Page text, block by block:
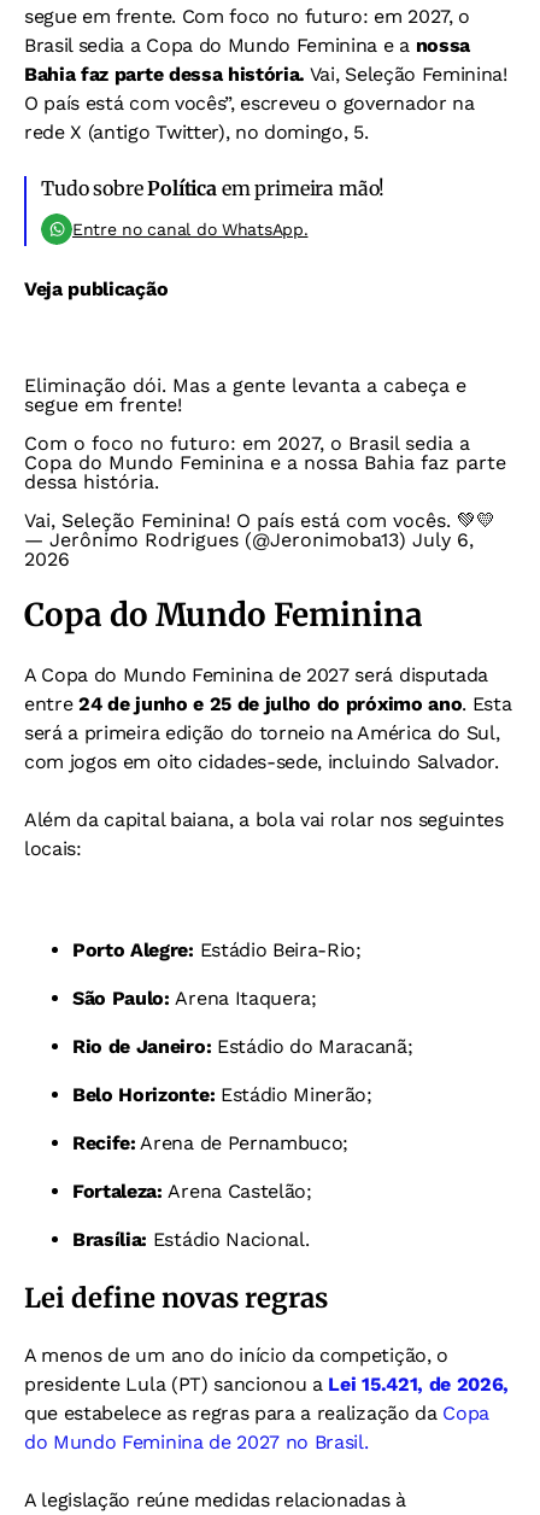
segue em frente. Com foco no futuro: em 2027, o
Brasil sedia a Copa do Mundo Feminina e a nossa
Bahia faz parte dessa história. Vai, Seleção Feminina!
O país está com vocês”, escreveu o governador na
rede X (antigo Twitter), no domingo, 5.
Tudo sobrePolítica em primeira mão!
Entre no canal do WhatsApp.
Veja publicação
Eliminação dói. Mas a gente levanta a cabeça e
segue em frente!
Com o foco no futuro: em 2027, o Brasil sedia a
Copa do Mundo Feminina e a nossa Bahia faz parte
dessa história.
Vai, Seleção Feminina! O país está com vocês. 💚💛
— Jerônimo Rodrigues (@Jeronimoba13) July 6,
2026
Copa do Mundo Feminina
A Copa do Mundo Feminina de 2027 será disputada
entre24 de junho e 25 de julho do próximo ano. Esta
será a primeira edição do torneio na América do Sul,
com jogos em oito cidades-sede, incluindo Salvador.
Além da capital baiana, a bola vai rolar nos seguintes
locais:
Porto Alegre: Estádio Beira-Rio;
São Paulo:Arena Itaquera;
Rio de Janeiro: Estádio do Maracanã;
Belo Horizonte: Estádio Minerão;
Recife: Arena de Pernambuco;
Fortaleza:Arena Castelão;
Brasília: Estádio Nacional.
Lei define novas regras
A menos de um ano do início da competição, o
presidente Lula (PT) sancionou a Lei 15.421, de 2026,
que estabelece as regras para a realização da Copa
do Mundo Feminina de 2027 no Brasil.
A legislação reúne medidas relacionadas à